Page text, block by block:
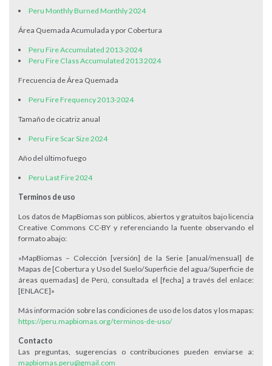
Peru Monthly Burned Monthly 2024
Área Quemada Acumulada y por Cobertura
Peru Fire Accumulated 2013-2024
Peru Fire Class Accumulated 2013 2024
Frecuencia de Área Quemada
Peru Fire Frequency 2013-2024
Tamaño de cicatriz anual
Peru Fire Scar Size 2024
Año del último fuego
Peru Last Fire 2024
Terminos de uso
Los datos de MapBiomas son públicos, abiertos y gratuitos bajo licencia
Creative Commons CC-BY y referenciando la fuente observando el
formato abajo:
«MapBiomas – Colección [versión] de la Serie [anual/mensual] de
Mapas de [Cobertura y Uso del Suelo/Superficie del agua/Superficie de
áreas quemadas] de Perú, consultada el [fecha] a través del enlace:
[ENLACE]»
Más información sobre las condiciones de uso de los datos y los mapas:
https://peru.mapbiomas.org/terminos-de-uso/
Contacto
Las preguntas, sugerencias o contribuciones pueden enviarse a:
mapbiomas.peru@gmail.com